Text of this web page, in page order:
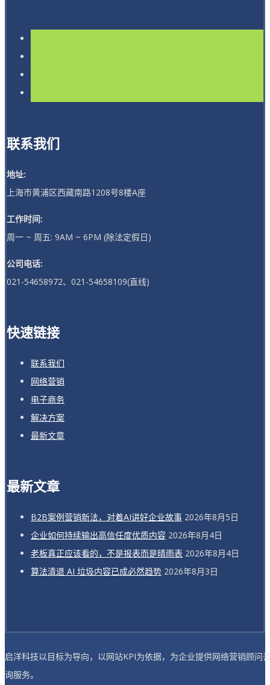
联系我们
地址:
上海市黄浦区西藏南路1208号8楼A座
工作时间:
周一 ~ 周五: 9AM ~ 6PM (除法定假日)
公司电话:
021-54658972、021-54658109(直线)
快速链接
联系我们
网络营销
电子商务
解决方案
最新文章
最新文章
B2B案例营销新法，对着AI讲好企业故事 2026年8月5日
企业如何持续输出高信任度优质内容 2026年8月4日
老板真正应该看的，不是报表而是晴雨表 2026年8月4日
算法清退 AI 垃圾内容已成必然趋势 2026年8月3日
启洋科技以目标为导向，以网站KPI为依据，为企业提供网络营销顾问
询服务。